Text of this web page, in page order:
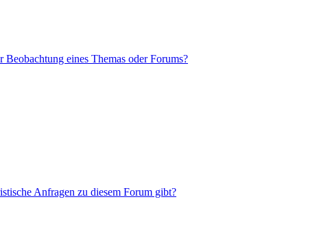
eines Themas oder Forums?
Anfragen zu diesem Forum gibt?